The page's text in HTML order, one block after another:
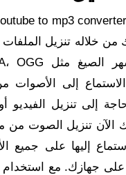
من خلاله تنزيل
إلى تنزيل الفيديو
الآن تنزيل الصوت من
إليها على جميع